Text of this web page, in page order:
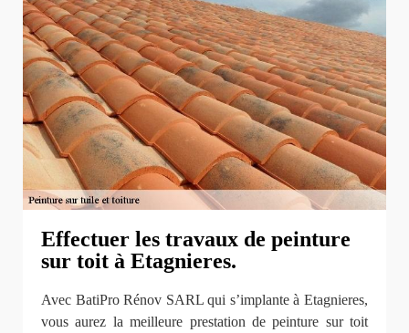
Effectuer les travaux de peinture
sur toit à Etagnieres.
Avec BatiPro Rénov SARL qui s’implante à Etagnieres,
vous aurez la meilleure prestation de peinture sur toit